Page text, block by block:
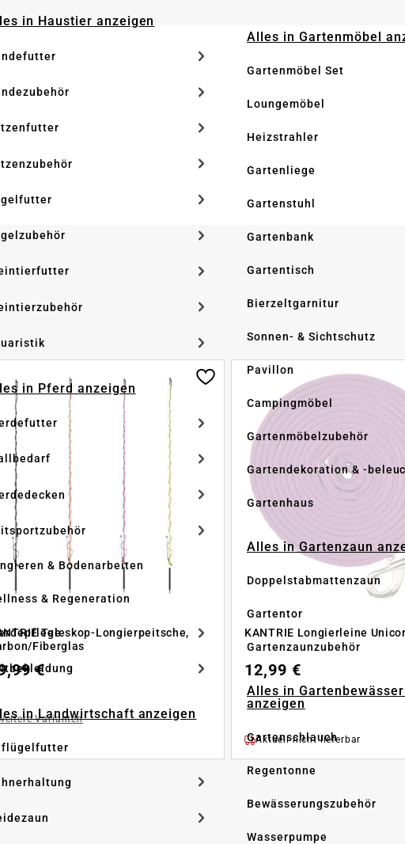
in Haustier anzeigen
in Pferd anzeigen
& Bodenarbeiten
& Regeneration
in Landwirtschaft anzeigen
Alles in Gartenmöbel
Gartenmöbel Set
Loungemöbel
Heizstrahler
Gartenliege
Gartenstuhl
Gartenbank
Gartentisch
Bierzeltgarnitur
Sonnen- & Sichtschutz
Pavillon
Campingmöbel
Gartenmöbelzubehör
Gartendekoration & -
Gartenhaus
Alles in Gartenzaun
Doppelstabmattenzaun
Gartentor
Gartenzaunzubehör
Alles in
anzeigen
Gartenschlauch
Regentonne
Bewässerungszubehör
Wasserpumpe
Teleskop-Longierpeitsche,
Fiberglas
€
Varianten
KANTRIE Longierleine
12,99 €
Aktuell nicht lieferbar